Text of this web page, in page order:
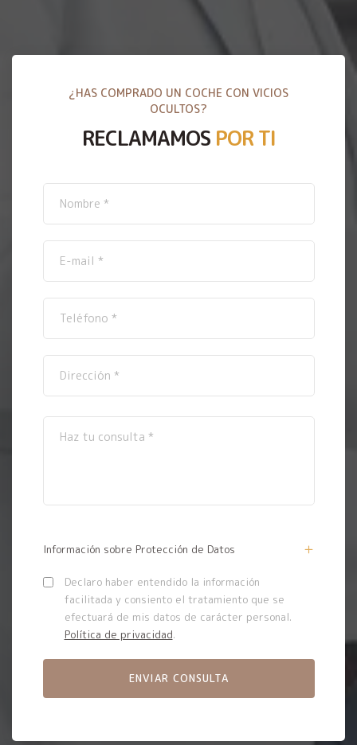
¿HAS COMPRADO UN COCHE CON VICIOS
OCULTOS?
RECLAMAMOS POR TI
Información sobre Protección de Datos
Declaro haber entendido la información
facilitada y consiento el tratamiento que se
efectuará de mis datos de carácter personal.
Política de privacidad.